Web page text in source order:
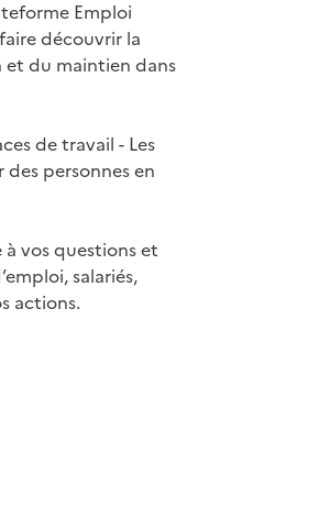
Emploi
découvrir la
et du maintien dans
de travail - Les
personnes en
vos questions et
salariés,
actions.